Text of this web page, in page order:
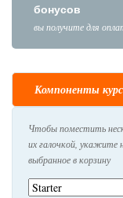
бонусов
вы получите для
Компоненты
Чтобы поместить
их галочкой, укажите
выбранное в корзину